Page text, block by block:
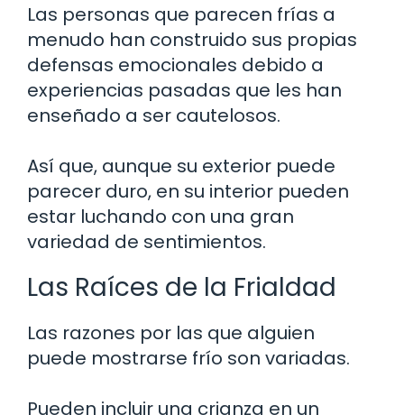
Las personas que parecen frías a
menudo han construido sus propias
defensas emocionales debido a
experiencias pasadas que les han
enseñado a ser cautelosos.
Así que, aunque su exterior puede
parecer duro, en su interior pueden
estar luchando con una gran
variedad de sentimientos.
Las Raíces de la Frialdad
Las razones por las que alguien
puede mostrarse frío son variadas.
Pueden incluir una crianza en un